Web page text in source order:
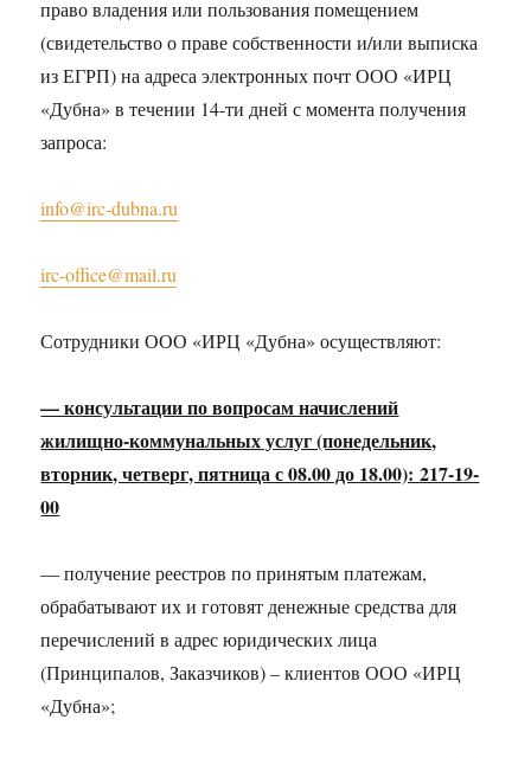
право владения или пользования помещением
(свидетельство о праве собственности и/или выписка
из ЕГРП) на адреса электронных почт ООО «ИРЦ
«Дубна» в течении 14-ти дней с момента получения
запроса:
info@irc-dubna.ru
irc-office@mail.ru
Сотрудники ООО «ИРЦ «Дубна» осуществляют:
— консультации по вопросам начислений
жилищно-коммунальных услуг (понедельник,
вторник, четверг, пятница с 08.00 до 18.00): 217-19-
00
— получение реестров по принятым платежам,
обрабатывают их и готовят денежные средства для
перечислений в адрес юридических лица
(Принципалов, Заказчиков) – клиентов ООО «ИРЦ
«Дубна»;